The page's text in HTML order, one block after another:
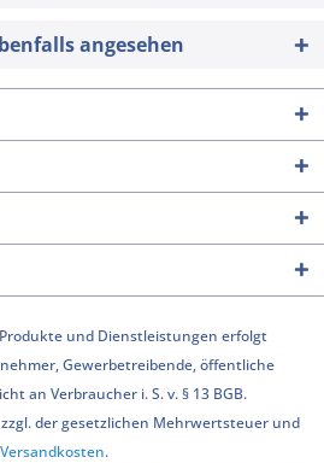
angesehen
und Dienstleistungen erfolgt
Gewerbetreibende, öffentliche
an Verbraucher i. S. v. § 13 BGB.
der gesetzlichen Mehrwertsteuer und
Versandkosten.